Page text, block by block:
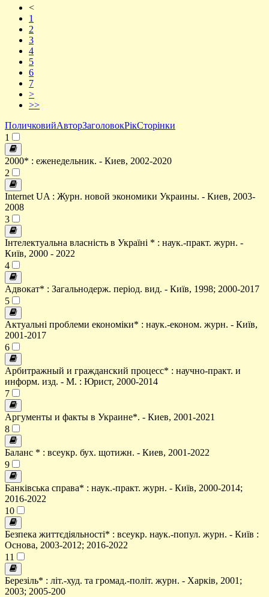
<
1
2
3
4
5
6
7
>
>>
ПоличковийАвторЗаголовокРікСторінки
1
2000* : еженедельник. - Киев, 2002-2020
2
Internet UA : Журн. новой экономики Украины. - Киев, 2003-
2008
3
Інтелектуальна власність в Україні * : наук.-практ. журн. -
Київ, 2000 - 2022
4
Адвокат* : Загальнодерж. період. вид. - Київ, 1998; 2000-2017
5
Актуальні проблеми економіки* : наук.-економ. журн. - Київ,
2001-2017
6
Арбитражный и гражданский процесс* : научно-практ. и
информ. изд. - М. : Юрист, 2000-2014
7
Аргументы и факты в Украине*. - Киев, 2001-2021
8
Баланс * : всеукр. бух. щотижн. - Киев, 2001-2022
9
Банківська справа* : наук.-практ. журн. - Київ, 2000-2014;
2016-2022
10
Безпека життєдіяльності* : всеукр. наук.-попул. журн. - Київ :
Основа, 2003-2012; 2016-2022
11
Березіль* : літ.-худ. та громад.-політ. журн. - Харків, 2001;
2003; 2005-200